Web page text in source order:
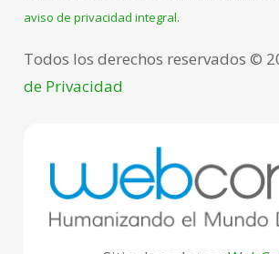
aviso de privacidad integral.
Todos los derechos reservados ©
de Privacidad